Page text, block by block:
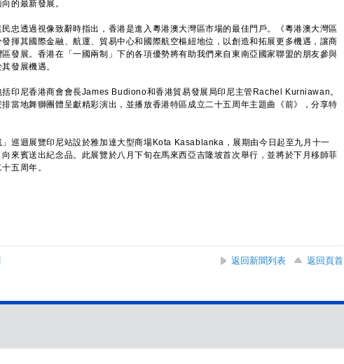
的最新發展。
透過視像致辭時指出，香港是進入粵港澳大灣區市場的最佳門戶。《粵港澳大灣區
揮其國際金融、航運、貿易中心和國際航空樞紐地位，以創造和拓展更多機遇，讓商
發展。香港在「一國兩制」下的各項優勢將有助我們來自東南亞國家聯盟的朋友參與
發展機遇。
尼香港商會會長James Budiono和香港貿易發展局印尼主管Rachel Kurniawan。
當地舞獅團體呈獻精彩演出，並播放香港特區成立二十五周年主題曲《前》，分享特
迴展覽印尼站設於雅加達大型商場Kota Kasablanka，展期由今日起至九月十一
來賓送出紀念品。此展覽於八月下旬在馬來西亞吉隆坡首次舉行，並將於下月移師菲
五周年。
返回新聞列表
返回頁首